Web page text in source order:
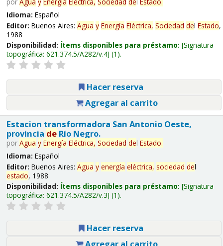
Idioma: Español
Editor: Buenos Aires: Agua y Energía Eléctrica, Sociedad del Estado,
1988
Disponibilidad: Ítems disponibles para préstamo: Signatura
topográfica: 621.374.5/A282/v.4 (1).
Hacer reserva
Agregar al carrito
Estacion transformadora San Antonio Oeste,
provincia deRío Negro.
por Agua y Energía Eléctrica, Sociedad del Estado.
Idioma: Español
Editor: Buenos Aires: Agua y energía eléctrica, sociedad del
estado, 1988
Disponibilidad: Ítems disponibles para préstamo: Signatura
topográfica: 621.374.5/A282/v.3 (1).
Hacer reserva
Agregar al carrito